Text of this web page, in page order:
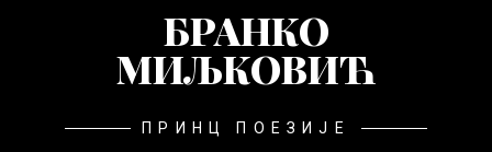
БРАНКО
МИЉКОВИЋ
ПРИНЦ ПОЕЗИЈЕ